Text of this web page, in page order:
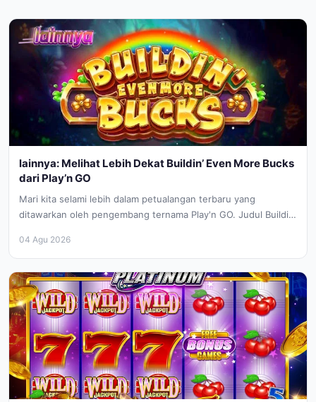
lainnya: Melihat Lebih Dekat Buildin’ Even More Bucks
dari Play’n GO
Mari kita selami lebih dalam petualangan terbaru yang
ditawarkan oleh pengembang ternama Play'n GO. Judul Buildin’
04 Agu 2026